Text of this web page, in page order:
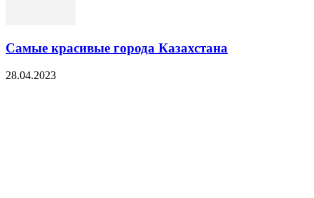
Самые красивые города Казахстана
28.04.2023